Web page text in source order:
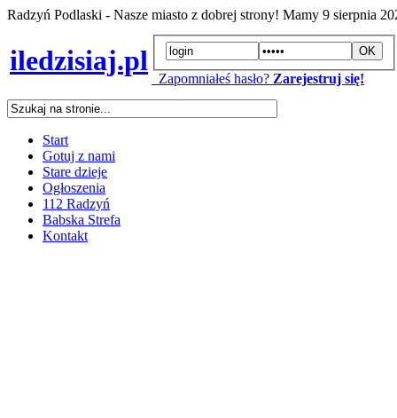
Radzyń Podlaski - Nasze miasto z dobrej strony! Mamy 9 sierpnia
iledzisiaj.pl
Zapomniałeś hasło? Zarejestruj się!
Start
Gotuj z nami
Stare dzieje
Ogłoszenia
112 Radzyń
Babska Strefa
Kontakt